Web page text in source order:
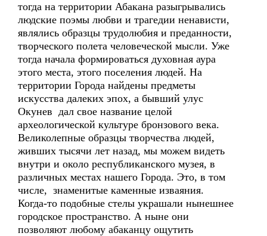
тогда на территории Абакана разыгрывались
людские поэмы любви и трагедии ненависти,
являлись образцы трудолюбия и преданности,
творческого полета человеческой мысли. Уже
тогда начала формироваться духовная аура
этого места, этого поселения людей. На
территории Города найдены предметы
искусства далеких эпох, а бывший улус
Окунев дал свое название целой
археологической культуре бронзового века.
Великолепные образцы творчества людей,
живших тысячи лет назад, мы можем видеть
внутри и около республиканского музея, в
различных местах нашего Города. Это, в том
числе, знаменитые каменные изваяния.
Когда-то подобные стелы украшали нынешнее
городское пространство. А ныне они
позволяют любому абаканцу ощутить